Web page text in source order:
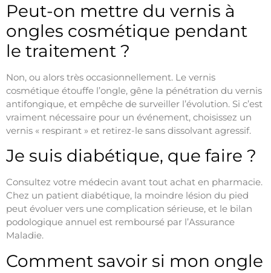
Peut-on mettre du vernis à
ongles cosmétique pendant
le traitement ?
Non, ou alors très occasionnellement. Le vernis
cosmétique étouffe l’ongle, gêne la pénétration du vernis
antifongique, et empêche de surveiller l’évolution. Si c’est
vraiment nécessaire pour un événement, choisissez un
vernis « respirant » et retirez-le sans dissolvant agressif.
Je suis diabétique, que faire ?
Consultez votre médecin avant tout achat en pharmacie.
Chez un patient diabétique, la moindre lésion du pied
peut évoluer vers une complication sérieuse, et le bilan
podologique annuel est remboursé par l’Assurance
Maladie.
Comment savoir si mon ongle